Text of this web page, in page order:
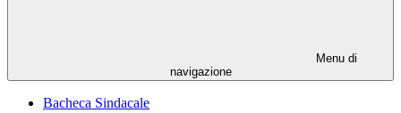
Menu di
navigazione
Bacheca Sindacale